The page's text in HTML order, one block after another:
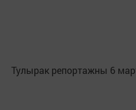
Тулырак репортажны 6